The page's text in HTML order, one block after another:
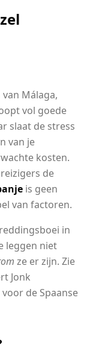
Málaga,
vol goede
slaat de stress
van je
kosten.
de
is geen
van factoren.
in
leggen niet
ze er zijn. Zie
Jonk
de Spaanse